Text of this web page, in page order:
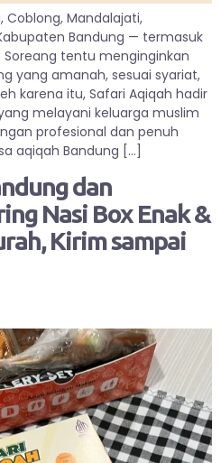
Coblong, Mandalajati,
Bandung — termasuk
Soreang tentu menginginkan
yang amanah, sesuai syariat,
karena itu, Safari Aqiqah hadir
melayani keluarga muslim
profesional dan penuh
aqiqah Bandung […]
dan
Nasi Box Enak &
Kirim sampai